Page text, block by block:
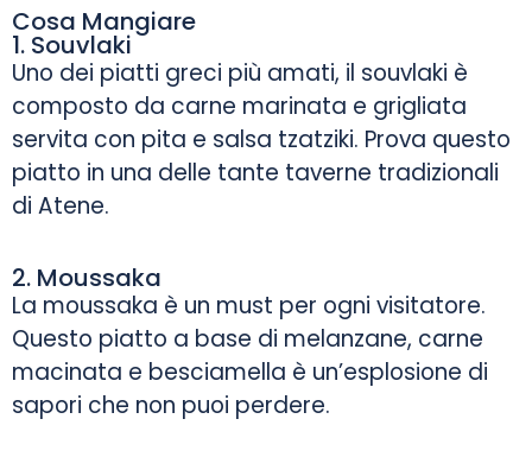
Cosa Mangiare
1. Souvlaki
Uno dei piatti greci più amati, il souvlaki è
composto da carne marinata e grigliata
servita con pita e salsa tzatziki. Prova questo
piatto in una delle tante taverne tradizionali
di Atene.
2. Moussaka
La moussaka è un must per ogni visitatore.
Questo piatto a base di melanzane, carne
macinata e besciamella è un’esplosione di
sapori che non puoi perdere.